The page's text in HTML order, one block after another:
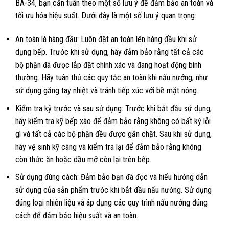
BA-34, bạn cần tuân theo một số lưu ý để đảm bảo an toàn và
tối ưu hóa hiệu suất. Dưới đây là một số lưu ý quan trọng:
An toàn là hàng đầu: Luôn đặt an toàn lên hàng đầu khi sử
dụng bếp. Trước khi sử dụng, hãy đảm bảo rằng tất cả các
bộ phận đã được lắp đặt chính xác và đang hoạt động bình
thường. Hãy tuân thủ các quy tắc an toàn khi nấu nướng, như
sử dụng găng tay nhiệt và tránh tiếp xúc với bề mặt nóng.
Kiểm tra kỹ trước và sau sử dụng: Trước khi bắt đầu sử dụng,
hãy kiểm tra kỹ bếp xào để đảm bảo rằng không có bất kỳ lỗi
gì và tất cả các bộ phận đều được gắn chặt. Sau khi sử dụng,
hãy vệ sinh kỹ càng và kiểm tra lại để đảm bảo rằng không
còn thức ăn hoặc dầu mỡ còn lại trên bếp.
Sử dụng đúng cách: Đảm bảo bạn đã đọc và hiểu hướng dẫn
sử dụng của sản phẩm trước khi bắt đầu nấu nướng. Sử dụng
đúng loại nhiên liệu và áp dụng các quy trình nấu nướng đúng
cách để đảm bảo hiệu suất và an toàn.